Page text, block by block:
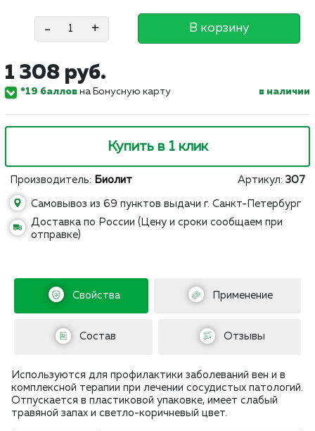
- + В корзину
1 308 руб.
*19 баллов на Бонусную карту в наличии
Купить в 1 клик
Производитель: Биолит Артикул: 307
Самовывоз из 69 пунктов выдачи г. Санкт-Петербург
Доставка по России (Цену и сроки сообщаем при
отправке)
Свойства Применение
Состав Отзывы
Используются для профилактики заболеваний вен и в
комплексной терапии при лечении сосудистых патологий.
Отпускается в пластиковой упаковке, имеет слабый
травяной запах и светло-коричневый цвет.